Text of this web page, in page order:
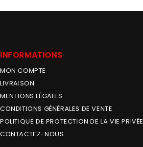
INFORMATIONS
MON COMPTE
LIVRAISON
MENTIONS LÉGALES
CONDITIONS GÉNÉRALES DE VENTE
POLITIQUE DE PROTECTION DE LA VIE PRIVÉE
CONTACTEZ-NOUS